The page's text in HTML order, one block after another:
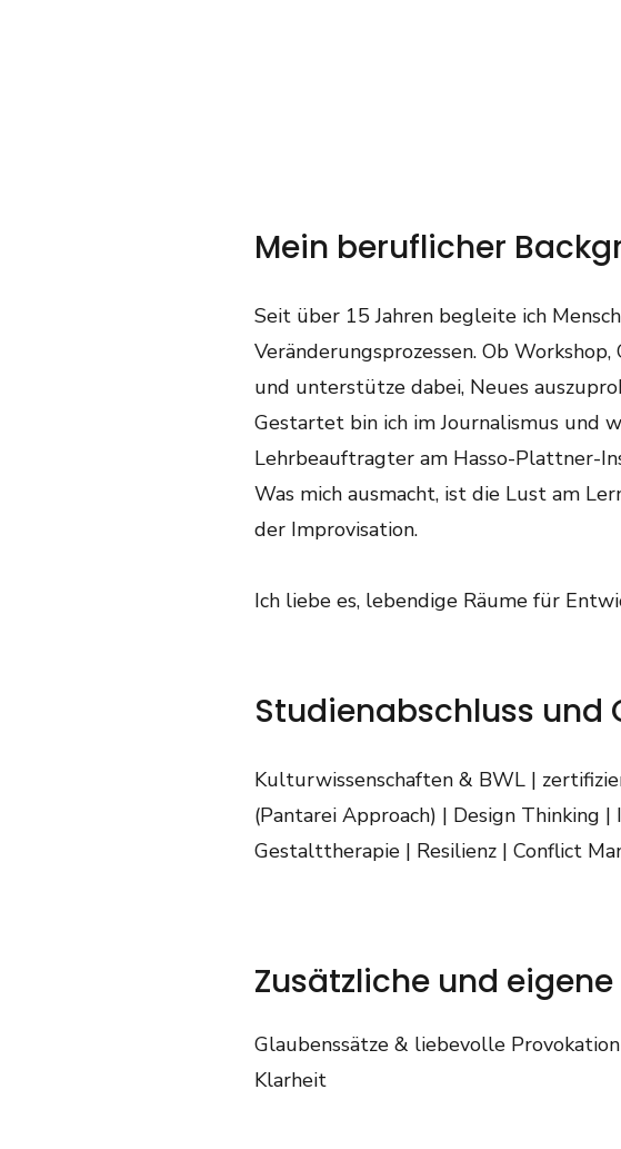
Seit über 15 Jahren begleite ich
Veränderungsprozessen. Ob
und unterstütze dabei, Neues
Gestartet bin ich im Journalismus und
Lehrbeauftragter am Hasso-Plattner-
Was mich ausmacht, ist die Lust am
der Improvisation.
Ich liebe es, lebendige Räume für
Mein beruflicher
Studienabschluss
Kulturwissenschaften & BWL |
(Pantarei Approach) | Design Thinking
Gestalttherapie | Resilienz | Conflict
Zusätzliche und
Glaubenssätze & liebevolle
Klarheit